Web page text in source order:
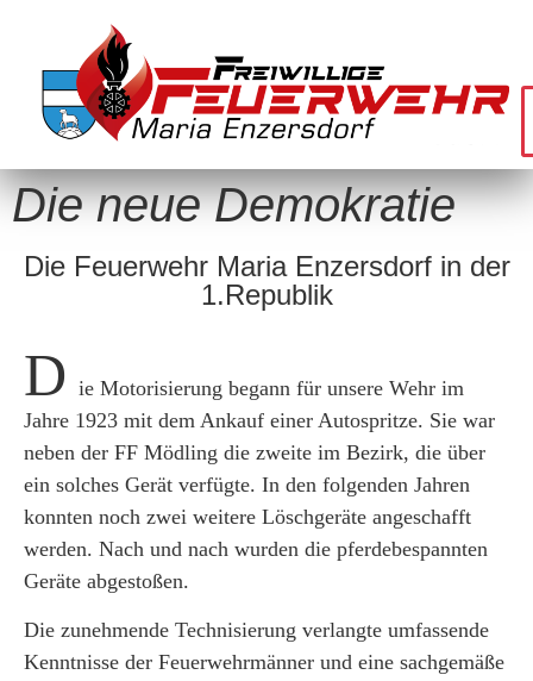
Die neue Demokratie
Die Feuerwehr Maria Enzersdorf in der
1.Republik
D ie Motorisierung begann für unsere Wehr im
Jahre 1923 mit dem Ankauf einer Autospritze. Sie war
neben der FF Mödling die zweite im Bezirk, die über
ein solches Gerät verfügte. In den folgenden Jahren
konnten noch zwei weitere Löschgeräte angeschafft
werden. Nach und nach wurden die pferdebespannten
Geräte abgestoßen.
Die zunehmende Technisierung verlangte umfassende
Kenntnisse der Feuerwehrmänner und eine sachgemäße